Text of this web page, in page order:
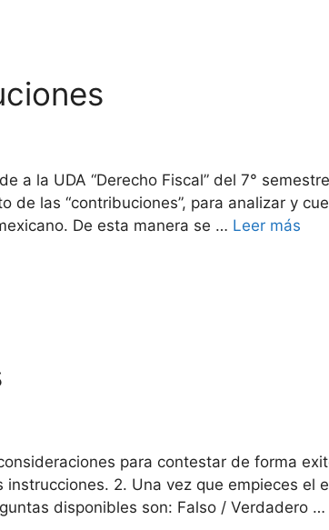
a la UDA “Derecho Fiscal” del 7°
las “contribuciones”, para analizar y
De esta manera se … Leer más
para contestar de forma
2. Una vez que empieces el
disponibles son: Falso / Verdadero …